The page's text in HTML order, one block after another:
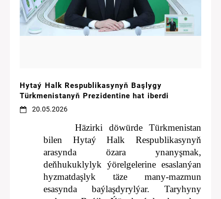
Hytaý Halk Respublikasynyň Başlygy
Türkmenistanyň Prezidentine hat iberdi
20.05.2026
Häzirki döwürde Türkmenistan
bilen Hytaý Halk Respublikasynyň
arasynda özara ynanyşmak,
deňhukuklylyk ýörelgelerine esaslanýan
hyzmatdaşlyk täze many-mazmun
esasynda baýlaşdyrylýar. Taryhyny